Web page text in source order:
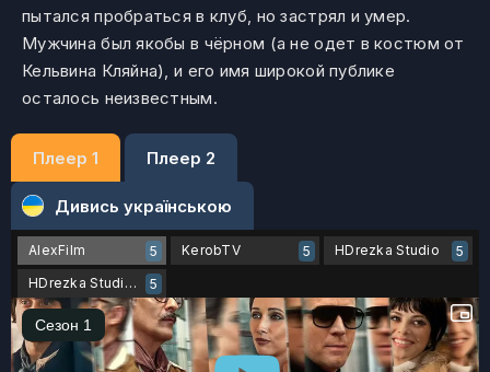
пытался пробраться в клуб, но застрял и умер.
Мужчина был якобы в чёрном (а не одет в костюм от
Кельвина Кляйна), и его имя широкой публике
осталось неизвестным.
Плеер 1 Плеер 2
Дивись українською
AlexFilm 5 KerobTV 5 HDrezka Studio
5
HDrezka Studio 18+
5